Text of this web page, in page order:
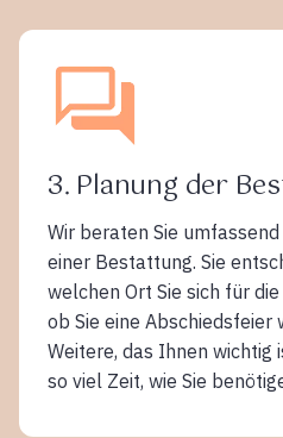
3. Planung der
Wir beraten Sie
einer Bestattung. Sie
welchen Ort Sie sich für
ob Sie eine Abschiedsfeier
Weitere, das Ihnen wichtig
so viel Zeit, wie Sie